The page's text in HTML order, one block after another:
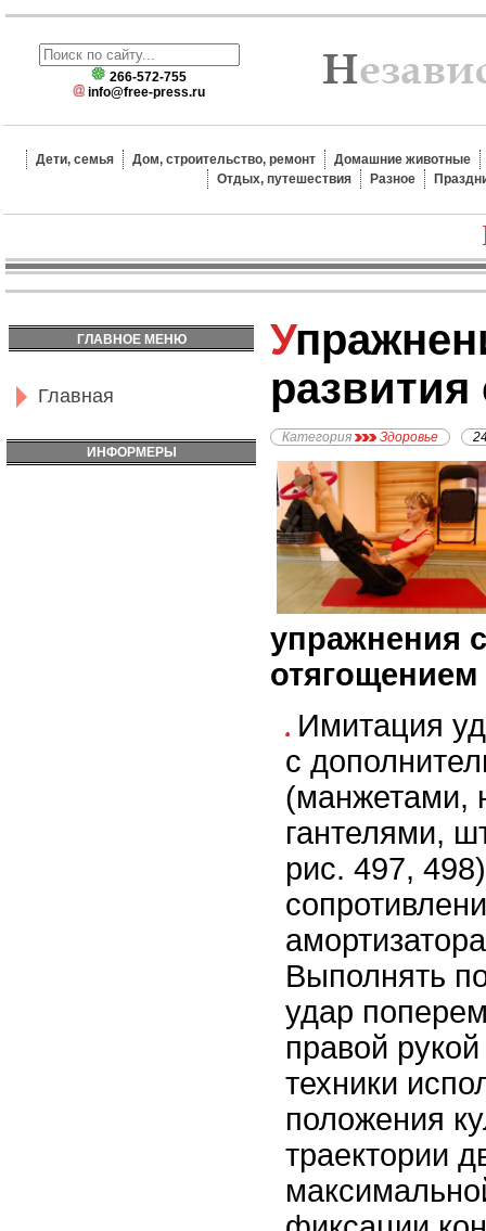
266-572-755
info@free-press.ru
Дети, семья Дом, строительство, ремонт
Домашние животные
Отдых, путешествия
Разное
ГЛАВНОЕ МЕНЮ
Главная
ИНФОРМЕРЫ
Упражнения для
Категория Здоровье
упражнения
отягощением
Имитация
с
(манжетами,
гантелями,
рис. 497,
Выполнять
удар
правой
техники
положения
траектории